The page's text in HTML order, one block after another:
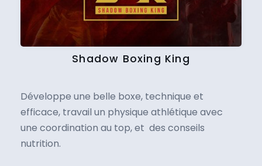
Shadow Boxing King
Développe une belle boxe, technique et
efficace, travail un physique athlétique avec
une coordination au top, et des conseils
nutrition.